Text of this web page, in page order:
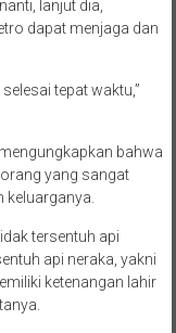
lanjut dia,
dapat menjaga dan
tepat waktu,”
bahwa
yang sangat
keluarganya.
tersentuh api
api neraka, yakni
ketenangan lahir